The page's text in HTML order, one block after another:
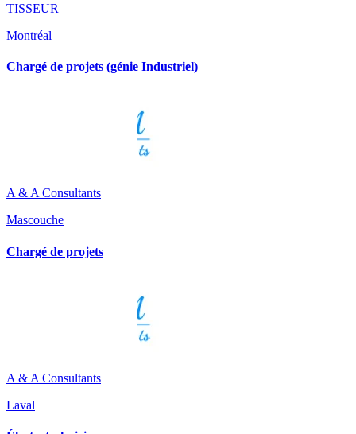
TISSEUR
Montréal
Chargé de projets (génie Industriel)
A & A Consultants
Mascouche
Chargé de projets
A & A Consultants
Laval